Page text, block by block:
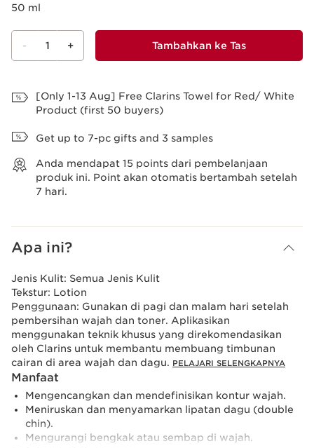
50 ml
- 1 + Tambahkan ke Tas
[Only 1-13 Aug] Free Clarins Towel for Red/ White
Product (first 50 buyers)
Get up to 7-pc gifts and 3 samples
Anda mendapat 15 points dari pembelanjaan
produk ini. Point akan otomatis bertambah setelah
7 hari.
Apa ini?
Jenis Kulit: Semua Jenis Kulit
Tekstur: Lotion
Penggunaan: Gunakan di pagi dan malam hari setelah
pembersihan wajah dan toner. Aplikasikan
menggunakan teknik khusus yang direkomendasikan
oleh Clarins untuk membantu membuang timbunan
cairan di area wajah dan dagu. PELAJARI SELENGKAPNYA
Manfaat
Mengencangkan dan mendefinisikan kontur wajah.
Meniruskan dan menyamarkan lipatan dagu (double
chin).
Mengurangi bengkak atau sembap di wajah.